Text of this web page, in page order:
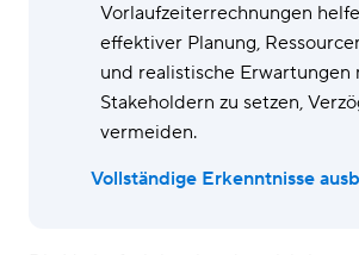
Vorlaufzeiterrechnungen
effektiver Planung,
und realistische Erwartungen
Stakeholdern zu setzen,
vermeiden.
Vollständige Erkenntnisse